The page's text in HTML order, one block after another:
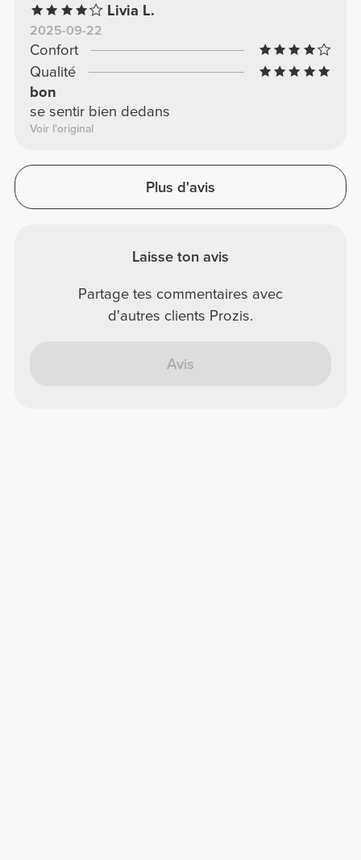
Livia L.
2025-09-22
Confort
Qualité
bon
se sentir bien dedans
Voir l'original
Plus d'avis
Laisse ton avis
Partage tes commentaires avec
d'autres clients Prozis.
Avis